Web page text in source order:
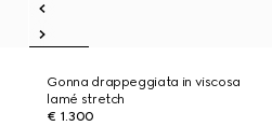
Gonna drappeggiata in viscosa
lamé stretch
€ 1.300